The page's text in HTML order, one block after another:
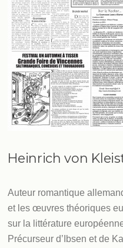
Heinrich von Kleist
Auteur romantique
et les œuvres théoriques
sur la littérature
Précurseur d’Ibsen et de